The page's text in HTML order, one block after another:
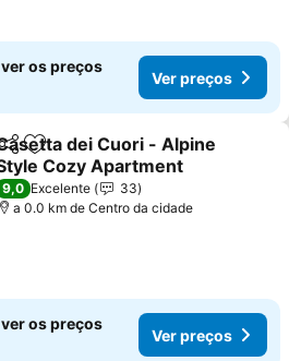
os preços
Ver preços
Adicionar aos favoritos
dei Cuori - Alpine
Cozy Apartment
preços
9,0 Excelente
33
a 0.0 km de Centro da cidade
os preços
Ver preços